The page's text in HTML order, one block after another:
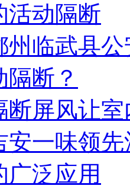
活动隔断
州临武县
断？
断屏风让
安一味领
泛应用